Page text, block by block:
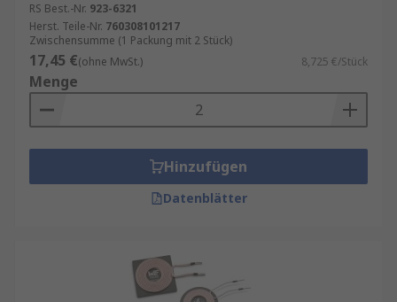
RS Best.-Nr. 923-6321
Herst. Teile-Nr. 760308101217
Zwischensumme (1 Packung mit 2 Stück)
17,45 €(ohne MwSt.) 8,725 €/Stück
Menge
Hinzufügen
Datenblätter